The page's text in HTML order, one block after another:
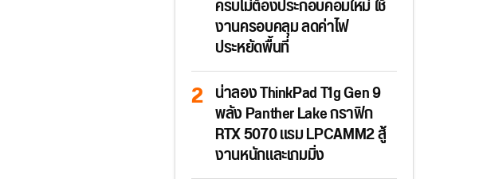
ครบไม่ต้องประกอบคอมใหม่ ใช้
งานครอบคลุม ลดค่าไฟ
ประหยัดพื้นที่
น่าลอง ThinkPad T1g Gen 9
พลัง Panther Lake กราฟิก
RTX 5070 แรม LPCAMM2 สู้
งานหนักและเกมมิ่ง